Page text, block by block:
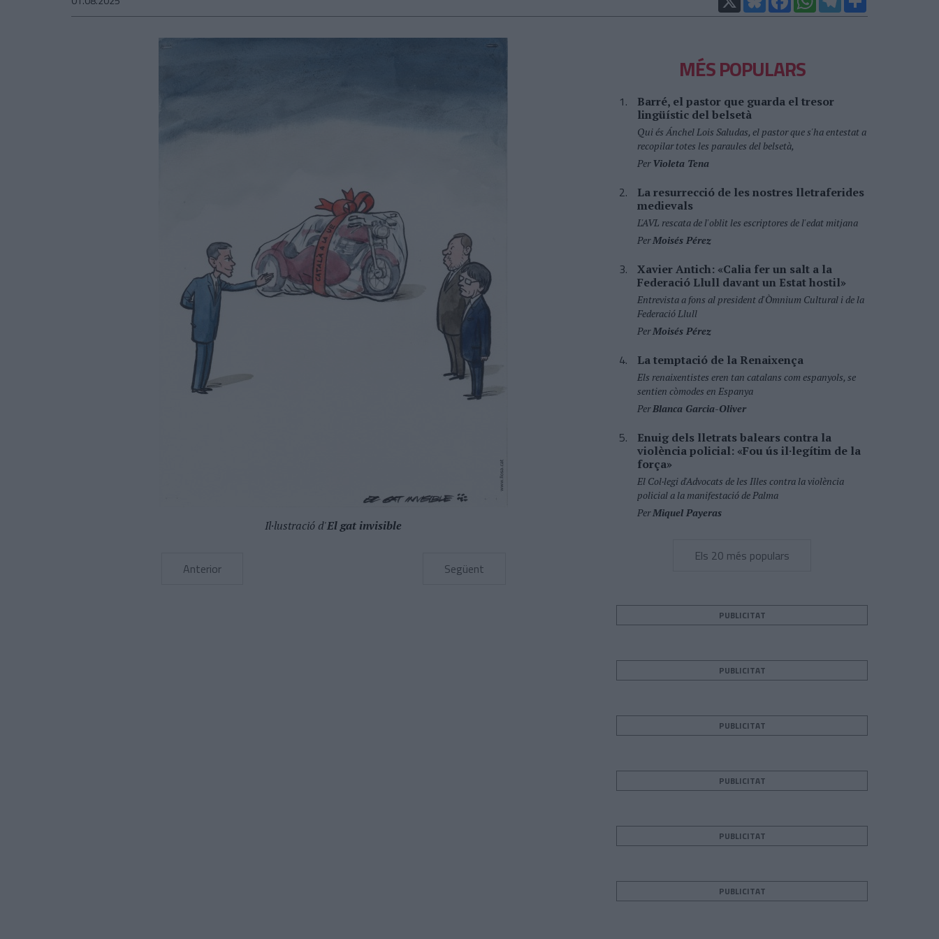
Il·lustració d'El gat invisible
Anterior Següent
MÉS POPULARS
Barré, el pastor que guarda el tresor
lingüístic del belsetà
Qui és Ánchel Lois Saludas, el pastor que s'ha entestat a
recopilar totes les paraules del belsetà,
PerVioleta Tena
La resurrecció de les nostres lletraferides
medievals
L'AVL rescata de l'oblit les escriptores de l'edat mitjana
PerMoisés Pérez
Xavier Antich: «Calia fer un salt a la
Federació Llull davant un Estat hostil»
Entrevista a fons al president d'Òmnium Cultural i de la
Federació Llull
PerMoisés Pérez
La temptació de la Renaixença
Els renaixentistes eren tan catalans com espanyols, se
sentien còmodes en Espanya
PerBlanca Garcia-Oliver
Enuig dels lletrats balears contra la
violència policial: «Fou ús il·legítim de la
força»
El Col·legi d'Advocats de les Illes contra la violència
policial a la manifestació de Palma
PerMiquel Payeras
Els 20 més populars
PUBLICITAT
PUBLICITAT
PUBLICITAT
PUBLICITAT
PUBLICITAT
PUBLICITAT